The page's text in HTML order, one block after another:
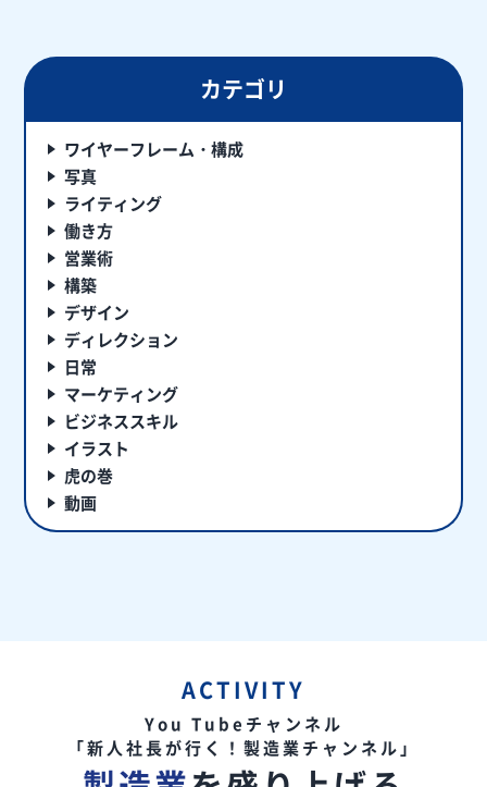
カテゴリ
ワイヤーフレーム・構成
写真
ライティング
働き方
営業術
構築
デザイン
ディレクション
日常
マーケティング
ビジネススキル
イラスト
虎の巻
動画
ACTIVITY
You Tubeチャンネル
「新人社長が行く！製造業チャンネル」